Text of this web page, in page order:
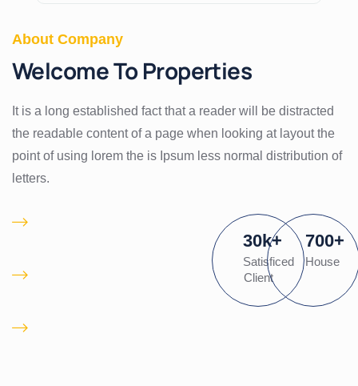
About Company
Welcome To Properties
It is a long established fact that a reader will be distracted
the readable content of a page when looking at layout the
point of using lorem the is Ipsum less normal distribution of
letters.
30k+
Satisficed
Client
700+
House